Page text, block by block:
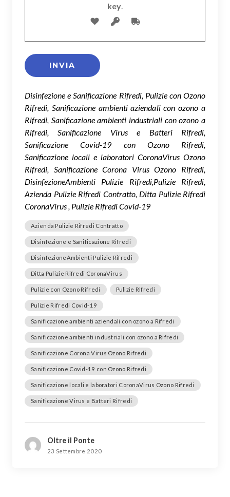
key.
Disinfezione e Sanificazione Rifredi, Pulizie con Ozono
Rifredi, Sanificazione ambienti aziendali con ozono a
Rifredi, Sanificazione ambienti industriali con ozono a
Rifredi, Sanificazione Virus e Batteri Rifredi,
Sanificazione Covid-19 con Ozono Rifredi,
Sanificazione locali e laboratori CoronaVirus Ozono
Rifredi, Sanificazione Corona Virus Ozono Rifredi,
DisinfezioneAmbienti Pulizie Rifredi,Pulizie Rifredi,
Azienda Pulizie Rifredi Contratto, Ditta Pulizie Rifredi
CoronaVirus , Pulizie Rifredi Covid-19
Azienda Pulizie Rifredi Contratto
Disinfezione e Sanificazione Rifredi
DisinfezioneAmbienti Pulizie Rifredi
Ditta Pulizie Rifredi CoronaVirus
Pulizie con Ozono Rifredi Pulizie Rifredi
Pulizie Rifredi Covid-19
Sanificazione ambienti aziendali con ozono a Rifredi
Sanificazione ambienti industriali con ozono a Rifredi
Sanificazione Corona Virus Ozono Rifredi
Sanificazione Covid-19 con Ozono Rifredi
Sanificazione locali e laboratori CoronaVirus Ozono Rifredi
Sanificazione Virus e Batteri Rifredi
Oltre il Ponte
23 Settembre 2020